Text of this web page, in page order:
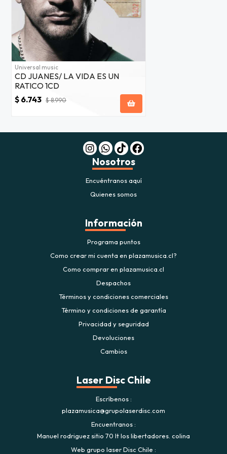
Universal music
CD JUANES/ LA VIDA ES UN
RATICO 1CD
$ 6.743 $ 8.990
Nosotros
Encuéntranos aquí
Quienes somos
Información
Programa puntos
Como crear mi cuenta en plazamusica.cl?
Como comprar en plazamusica.cl
Despachos
Términos y condiciones comerciales
Término y condiciones de garantía
Privacidad y seguridad
Devoluciones
Cambios
Laser Disc Chile
Escríbenos
plazamusica@grupolaserdisc.com
Encuentranos
Manuel rodriguez sitio 70 lt los libertadores. colina
Web grupo laser Disc Chile